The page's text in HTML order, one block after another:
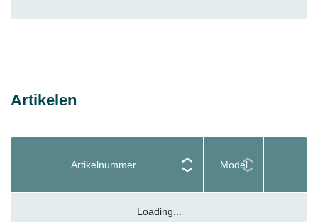
Artikelen
Artikelnummer Model
Loading...